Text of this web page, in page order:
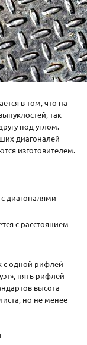
в том, что на
так
под углом.
диагоналей
изготовителем.
с диагоналями
с расстоянием
с одной рифлей
пять рифлей -
высота
но не менее